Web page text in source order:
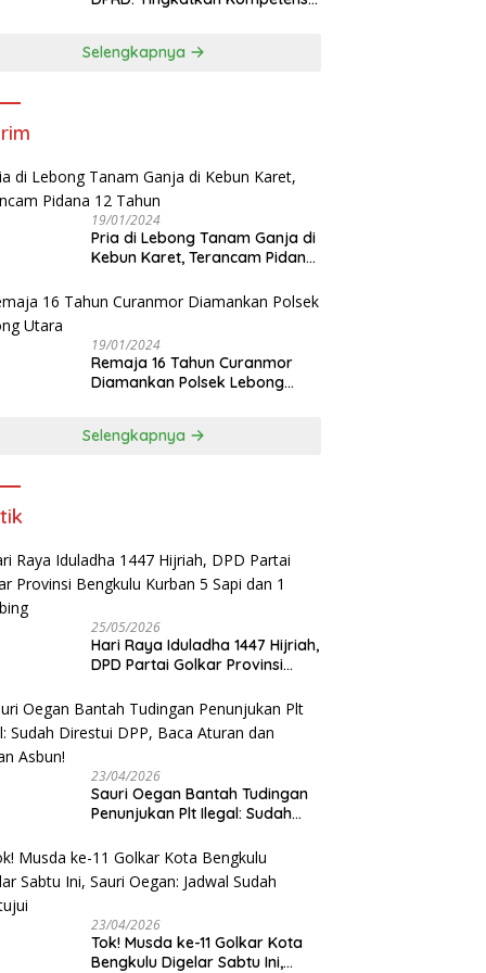
Selengkapnya
19/01/2024
Pria di Lebong Tanam Ganja di
Kebun Karet, Terancam Pidana
19/01/2024
Remaja 16 Tahun Curanmor
Diamankan Polsek Lebong
Selengkapnya
25/05/2026
Hari Raya Iduladha 1447 Hijriah,
DPD Partai Golkar Provinsi
Kambing
23/04/2026
Sauri Oegan Bantah Tudingan
Penunjukan Plt Ilegal: Sudah
Jangan Asbun!
23/04/2026
‎Tok! Musda ke-11 Golkar Kota
Bengkulu Digelar Sabtu Ini,